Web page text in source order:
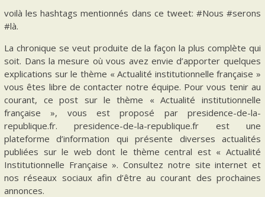
voilà les hashtags mentionnés dans ce tweet: #Nous #serons
#là.
La chronique se veut produite de la façon la plus complète qui
soit. Dans la mesure où vous avez envie d’apporter quelques
explications sur le thème « Actualité institutionnelle française »
vous êtes libre de contacter notre équipe. Pour vous tenir au
courant, ce post sur le thème « Actualité institutionnelle
française », vous est proposé par presidence-de-la-
republique.fr. presidence-de-la-republique.fr est une
plateforme d’information qui présente diverses actualités
publiées sur le web dont le thème central est « Actualité
Institutionnelle Française ». Consultez notre site internet et
nos réseaux sociaux afin d’être au courant des prochaines
annonces.